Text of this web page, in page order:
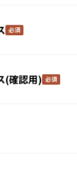
(確認用)